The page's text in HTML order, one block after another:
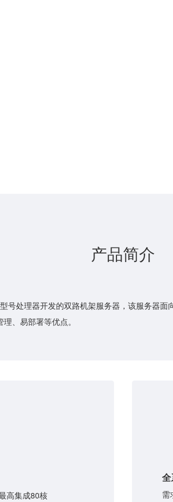
产品简介
号处理器开发的双路机架服务器，该服务器
、易部署等优点。
高集成80核
需